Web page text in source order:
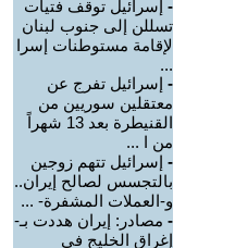
- إسرائيل توقف فتيات
تسللن إلى جنوب لبنان
لإقامة مستوطنات إسرا
...
- إسرائيل تفرج عن
معتقلين سوريين من
القنيطرة بعد 13 شهراً
من ا ...
- إسرائيل تتهم زوجين
بالتجسس لصالح إيران..
و-العملات المشفرة- ...
- مصادر: إيران هددت بـ-
إغراق الخليج في